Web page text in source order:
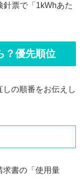
針票で「1kWhあた
？優先順位
の順番をお伝えし
求書の「使用量